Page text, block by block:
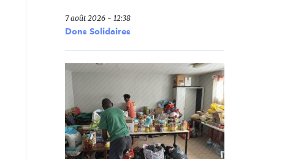
7 août 2026 - 12:38
Dons Solidaires